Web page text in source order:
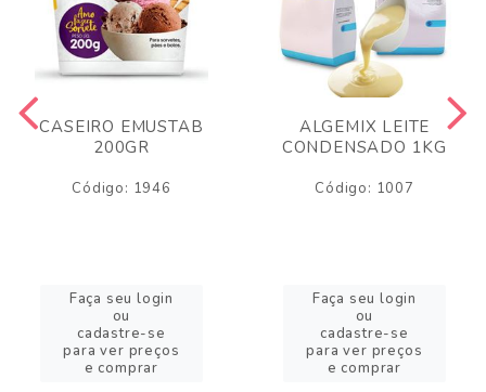
CASEIRO EMUSTAB
200GR
Código: 1946
Faça seu login
ou
cadastre-se
para ver preços
e comprar
ALGEMIX LEITE
CONDENSADO 1KG
Código: 1007
Faça seu login
ou
cadastre-se
para ver preços
e comprar